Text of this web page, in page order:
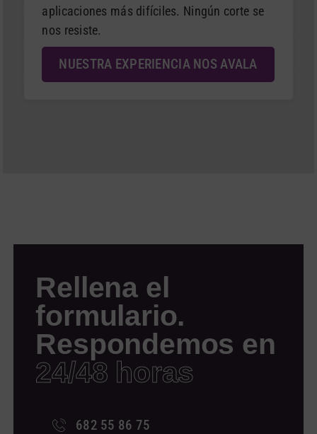
aplicaciones más difíciles. Ningún corte se
nos resiste.
NUESTRA EXPERIENCIA NOS AVALA
Rellena el
formulario.
Respondemos en
24/48 horas
682 55 86 75